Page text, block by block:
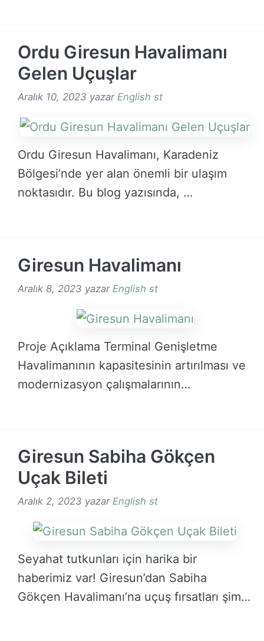
Ordu Giresun Havalimanı
Gelen Uçuşlar
Aralık 10, 2023 yazar English st
Ordu Giresun Havalimanı, Karadeniz
Bölgesi’nde yer alan önemli bir ulaşım
noktasıdır. Bu blog yazısında, …
Giresun Havalimanı
Aralık 8, 2023 yazar English st
Proje Açıklama Terminal Genişletme
Havalimanının kapasitesinin artırılması ve
modernizasyon çalışmalarının
Giresun Sabiha Gökçen
Uçak Bileti
Aralık 2, 2023 yazar English st
Seyahat tutkunları için harika bir
haberimiz var! Giresun’dan Sabiha
Gökçen Havalimanı’na uçuş fırsatları şimdi